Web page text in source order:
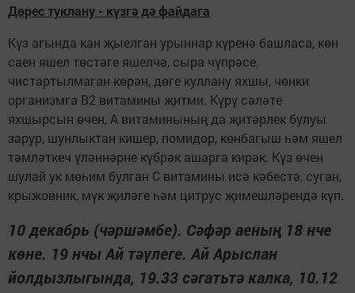
Дөрес туклану - күзгә дә файдага
Күз агында кан җыелган урыннар күренә башласа, көн
саен яшел төстәге яшелчә, сыра чүпрәсе,
чистартылмаган көрән, дөге куллану яхшы, чөнки
организмга В2 витамины җитми. Күрү сәләте
яхшырсын өчен, А витаминының да җитәрлек булуы
зарур, шунлыктан кишер, помидор, көнбагыш һәм яшел
тәмләткеч үләннәрне күбрәк ашарга кирәк. Күз өчен
шулай ук мөһим булган С витамины исә кәбестә, суган,
крыжовник, мүк җиләге һәм цитрус җимешләрендә күп.
10 декабрь (чәршәмбе). Сәфәр аеның 18 нче
көне. 19 нчы Ай тәүлеге. Ай Арыслан
йолдызлыгында, 19.33 сәгатьтә калка, 10.12